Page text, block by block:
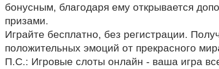
бонусным, благодаря ему открывается
призами.
Играйте бесплатно, без регистрации.
положительных эмоций от прекрасного
П.С.: Игровые слоты онлайн - ваша игра